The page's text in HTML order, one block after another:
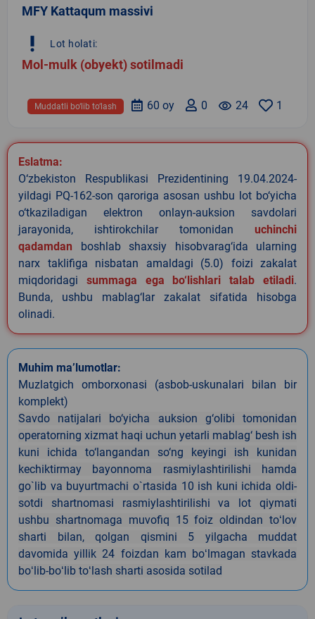
MFY Kattaqum massivi
priority_high Lot holati:
Mol-mulk (obyekt) sotilmadi
1
remove_red_eye 24
0
60 oy
Muddatli bo‘lib to‘lash
Eslatma:
O‘zbekiston Respublikasi Prezidentining 19.04.2024-
yildagi PQ-162-son qaroriga asosan ushbu lot bo‘yicha
o‘tkaziladigan elektron onlayn-auksion savdolari
jarayonida, ishtirokchilar tomonidan uchinchi
qadamdan boshlab shaxsiy hisobvarag‘ida ularning
narx taklifiga nisbatan amaldagi (5.0) foizi zakalat
miqdoridagi summaga ega bo‘lishlari talab etiladi.
Bunda, ushbu mablag‘lar zakalat sifatida hisobga
olinadi.
Muhim ma’lumotlar:
Muzlatgich omborxonasi (asbob-uskunalari bilan bir
komplekt)
Savdo natijalari bo‘yicha auksion g‘olibi tomonidan
operatorning xizmat haqi uchun yetarli mablag‘ besh ish
kuni ichida to‘langandan so‘ng keyingi ish kunidan
kechiktirmay bayonnoma rasmiylashtirilishi hamda
go`lib va buyurtmachi o`rtasida 10 ish kuni ichida oldi-
sotdi shartnomasi rasmiylashtirilishi va lot qiymati
ushbu shartnomaga muvofiq 15 foiz oldindan toʻlov
sharti bilan, qolgan qismini 5 yilgacha muddat
davomida yillik 24 foizdan kam boʻlmagan stavkada
boʻlib-boʻlib toʻlash sharti asosida sotilad